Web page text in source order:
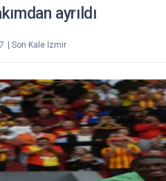
ayrıldı
| Son Kale İzmir